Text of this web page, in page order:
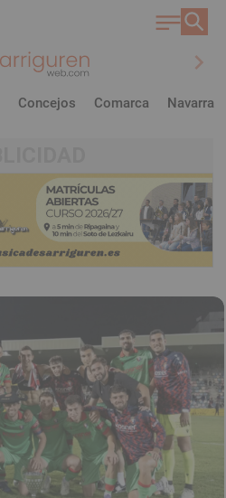
chevron_right
Concejos Comarca Navarra